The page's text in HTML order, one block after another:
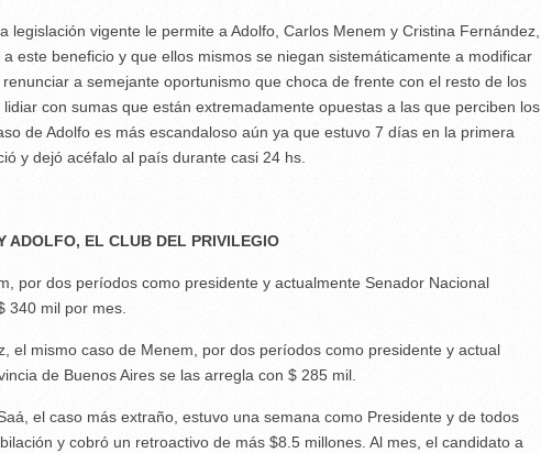
legislación vigente le permite a Adolfo, Carlos Menem y Cristina Fernández,
este beneficio y que ellos mismos se niegan sistemáticamente a modificar
a semejante oportunismo que choca de frente con el resto de los
con sumas que están extremadamente opuestas a las que perciben los
de Adolfo es más escandaloso aún ya que estuvo 7 días en la primera
y dejó acéfalo al país durante casi 24 hs.
ADOLFO, EL CLUB DEL PRIVILEGIO
por dos períodos como presidente y actualmente Senador Nacional
340 mil por mes.
el mismo caso de Menem, por dos períodos como presidente y actual
de Buenos Aires se las arregla con $ 285 mil.
el caso más extraño, estuvo una semana como Presidente y de todos
y cobró un retroactivo de más $8.5 millones. Al mes, el candidato a